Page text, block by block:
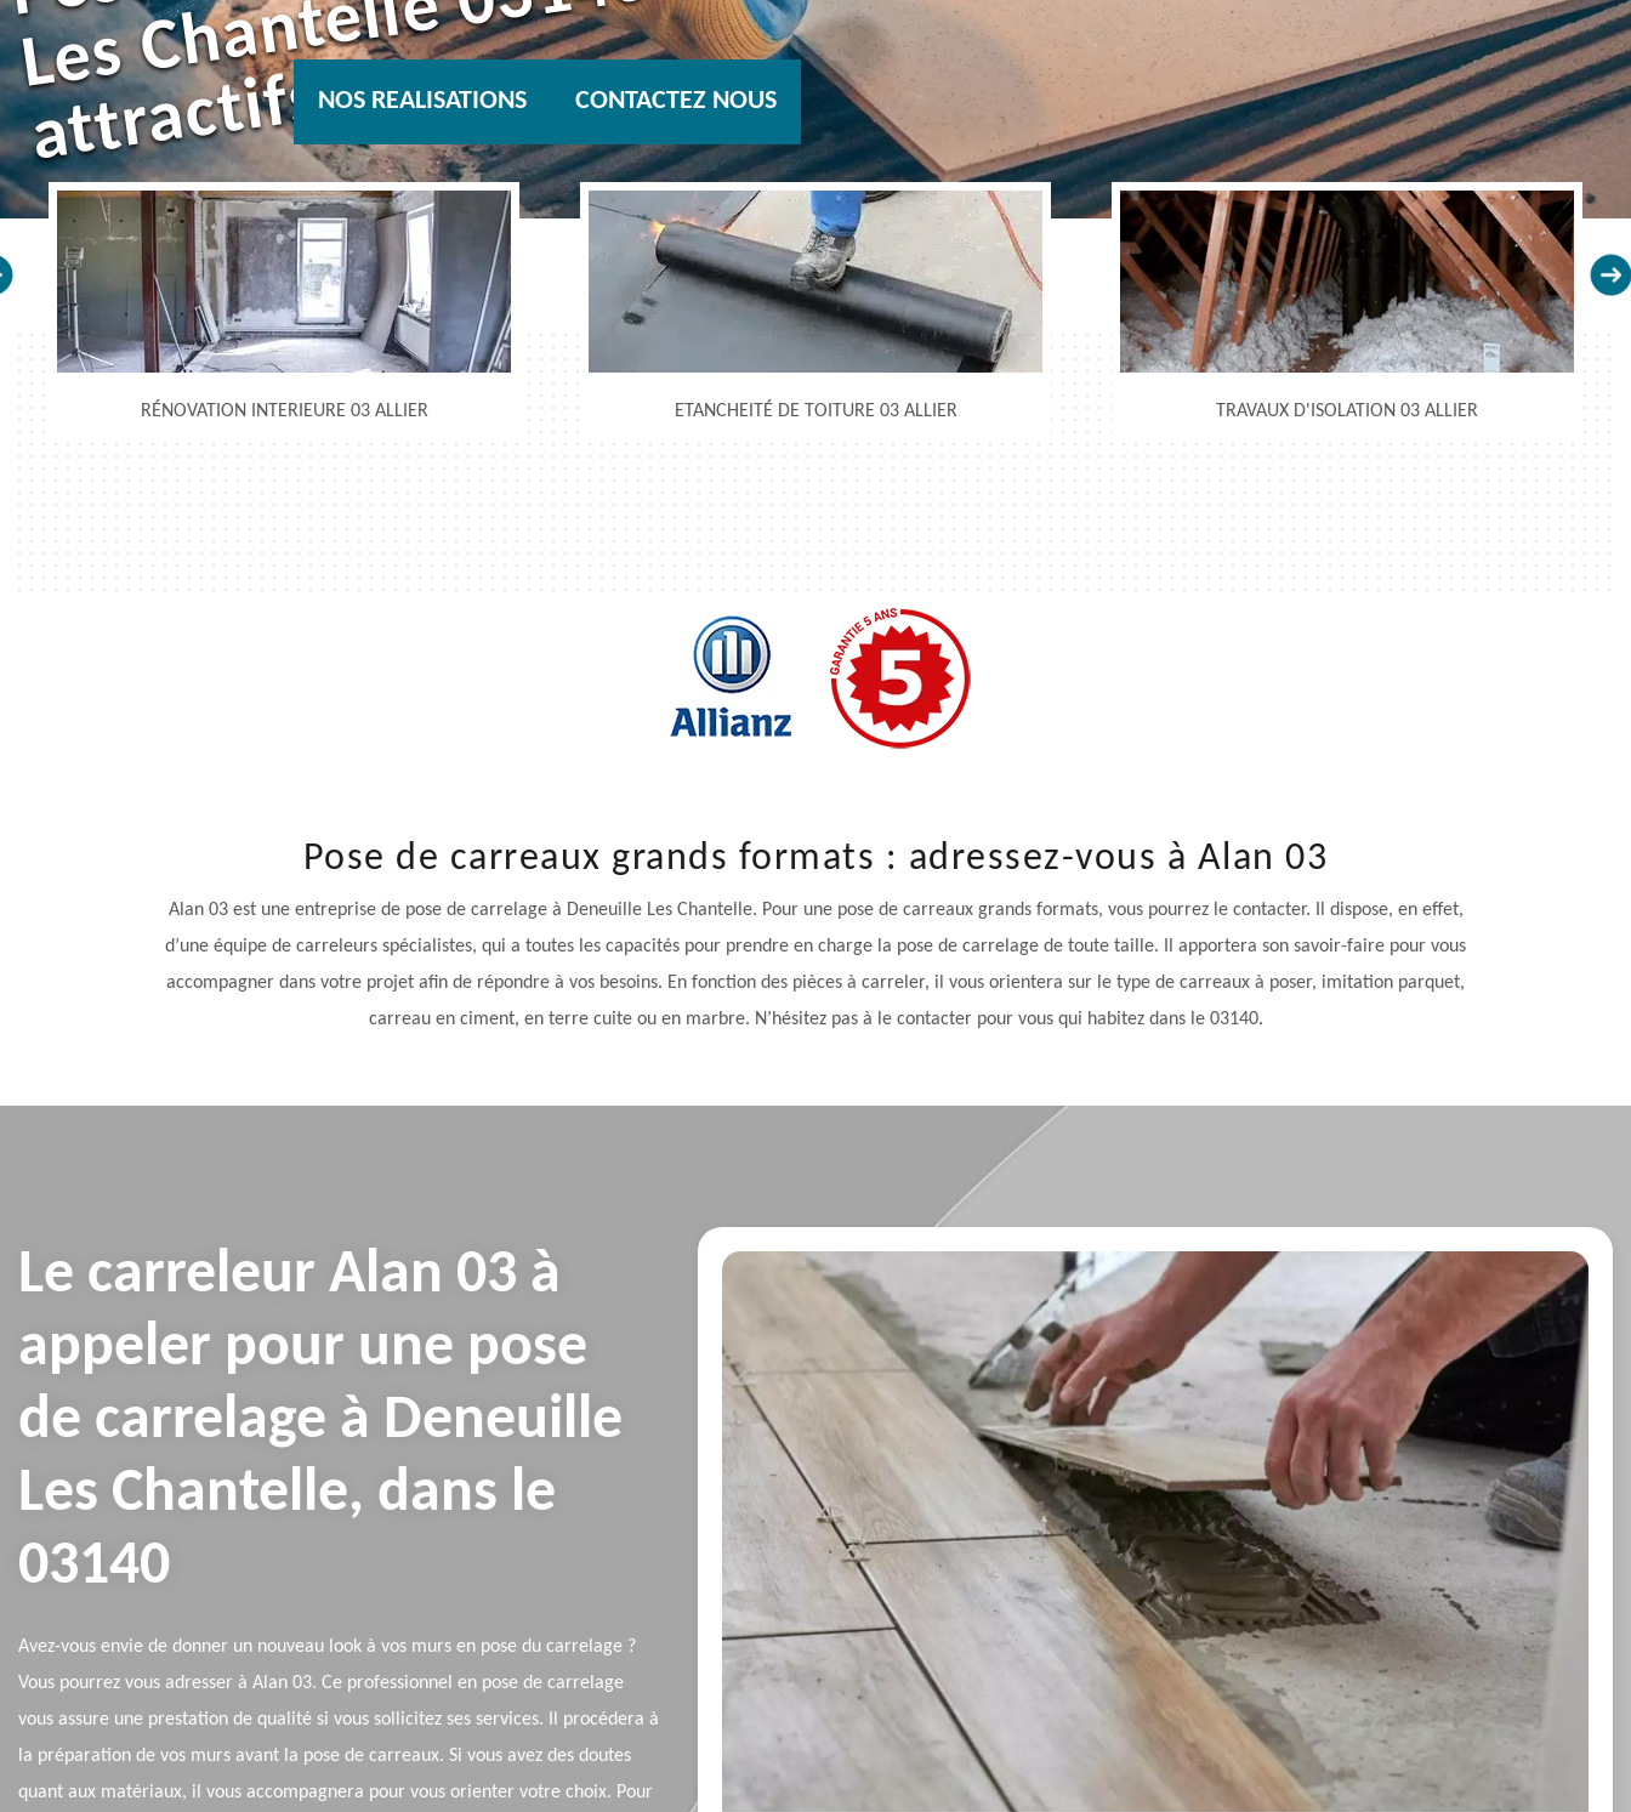
sNOS REALISATIONS CONTACTEZ NOUS
RÉNOVATION INTERIEURE 03 ALLIER ETANCHEITÉ DE TOITURE 03 ALLIER TRAVAUX D'ISOLATION 03 ALLIER
Pose de carreaux grands formats : adressez-vous à Alan 03
Alan 03 est une entreprise de pose de carrelage à Deneuille Les Chantelle. Pour une pose de carreaux grands formats, vous pourrez le contacter. Il dispose, en effet,
d’une équipe de carreleurs spécialistes, qui a toutes les capacités pour prendre en charge la pose de carrelage de toute taille. Il apportera son savoir-faire pour vous
accompagner dans votre projet afin de répondre à vos besoins. En fonction des pièces à carreler, il vous orientera sur le type de carreaux à poser, imitation parquet,
carreau en ciment, en terre cuite ou en marbre. N’hésitez pas à le contacter pour vous qui habitez dans le 03140.
Le carreleur Alan 03 à
appeler pour une pose
de carrelage à Deneuille
Les Chantelle, dans le
03140
Avez-vous envie de donner un nouveau look à vos murs en pose du carrelage ?
Vous pourrez vous adresser à Alan 03. Ce professionnel en pose de carrelage
vous assure une prestation de qualité si vous sollicitez ses services. Il procédera à
la préparation de vos murs avant la pose de carreaux. Si vous avez des doutes
quant aux matériaux, il vous accompagnera pour vous orienter votre choix. Pour